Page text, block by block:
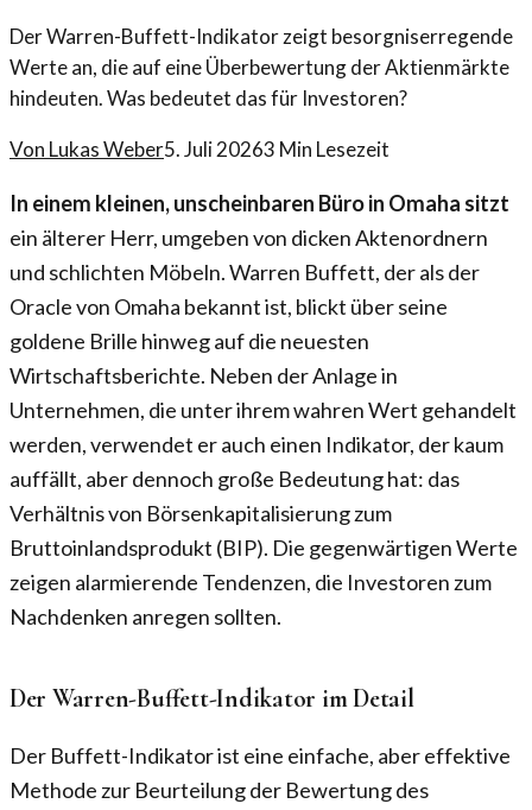
Der Warren-Buffett-Indikator zeigt besorgniserregende
Werte an, die auf eine Überbewertung der Aktienmärkte
hindeuten. Was bedeutet das für Investoren?
Von Lukas Weber5. Juli 20263 Min Lesezeit
In einem kleinen, unscheinbaren Büro in Omaha sitzt
ein älterer Herr, umgeben von dicken Aktenordnern
und schlichten Möbeln. Warren Buffett, der als der
Oracle von Omaha bekannt ist, blickt über seine
goldene Brille hinweg auf die neuesten
Wirtschaftsberichte. Neben der Anlage in
Unternehmen, die unter ihrem wahren Wert gehandelt
werden, verwendet er auch einen Indikator, der kaum
auffällt, aber dennoch große Bedeutung hat: das
Verhältnis von Börsenkapitalisierung zum
Bruttoinlandsprodukt (BIP). Die gegenwärtigen Werte
zeigen alarmierende Tendenzen, die Investoren zum
Nachdenken anregen sollten.
Der Warren-Buffett-Indikator im Detail
Der Buffett-Indikator ist eine einfache, aber effektive
Methode zur Beurteilung der Bewertung des